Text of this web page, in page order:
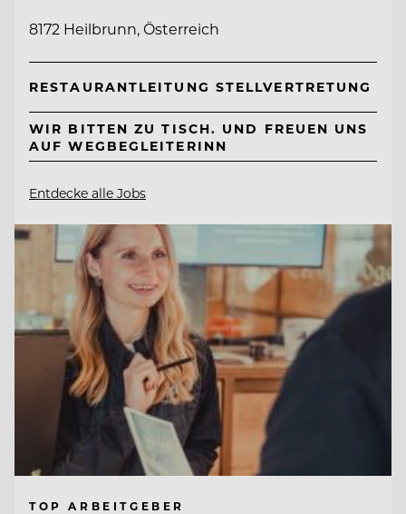
8172 Heilbrunn, Österreich
RESTAURANTLEITUNG STELLVERTRETUNG
WIR BITTEN ZU TISCH. UND FREUEN UNS
AUF WEGBEGLEITERINN
Entdecke alle Jobs
TOP ARBEITGEBER